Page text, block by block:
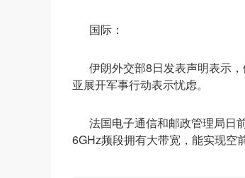
国际：
伊朗外交部8日发表声明表示
亚展开军事行动表示忧虑。
法国电子通信和邮政管理局日
6GHz频段拥有大带宽，能实现空